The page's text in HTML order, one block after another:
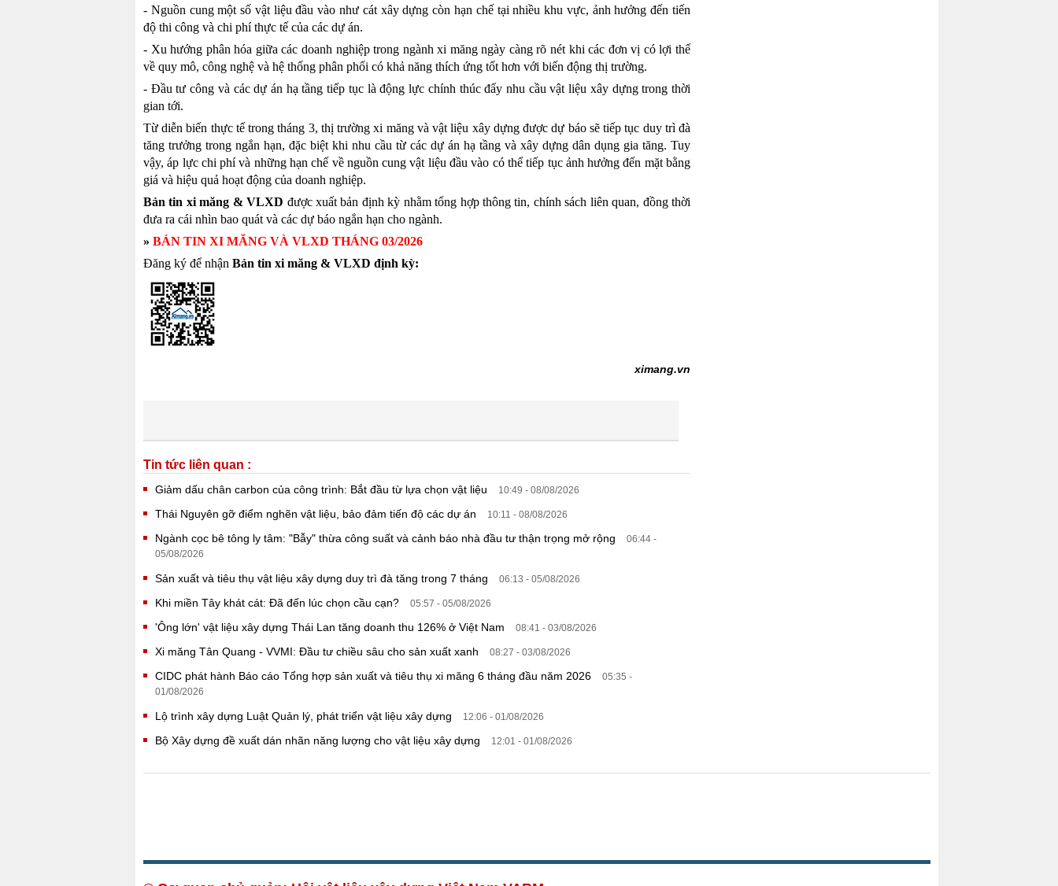
- Nguồn cung một số vật liệu đầu vào như cát xây dựng còn hạn chế tại nhiều khu vực, ảnh hưởng đến tiến
độ thi công và chi phí thực tế của các dự án.
- Xu hướng phân hóa giữa các doanh nghiệp trong ngành xi măng ngày càng rõ nét khi các đơn vị có lợi thế
về quy mô, công nghệ và hệ thống phân phối có khả năng thích ứng tốt hơn với biến động thị trường.
- Đầu tư công và các dự án hạ tầng tiếp tục là động lực chính thúc đẩy nhu cầu vật liệu xây dựng trong thời
gian tới.
Từ diễn biến thực tế trong tháng 3, thị trường xi măng và vật liệu xây dựng được dự báo sẽ tiếp tục duy trì đà
tăng trưởng trong ngắn hạn, đặc biệt khi nhu cầu từ các dự án hạ tầng và xây dựng dân dụng gia tăng. Tuy
vậy, áp lực chi phí và những hạn chế về nguồn cung vật liệu đầu vào có thể tiếp tục ảnh hưởng đến mặt bằng
giá và hiệu quả hoạt động của doanh nghiệp.
Bản tin xi măng & VLXD được xuất bản định kỳ nhằm tổng hợp thông tin, chính sách liên quan, đồng thời
đưa ra cái nhìn bao quát và các dự báo ngắn hạn cho ngành.
» BẢN TIN XI MĂNG VÀ VLXD THÁNG 03/2026
Đăng ký để nhận Bản tin xi măng & VLXD định kỳ:
ximang.vn
Tin tức liên quan :
Giảm dấu chân carbon của công trình: Bắt đầu từ lựa chọn vật liệu 10:49 - 08/08/2026
Thái Nguyên gỡ điểm nghẽn vật liệu, bảo đảm tiến độ các dự án 10:11 - 08/08/2026
Ngành cọc bê tông ly tâm: "Bẫy" thừa công suất và cảnh báo nhà đầu tư thận trọng mở rộng 06:44 -
05/08/2026
Sản xuất và tiêu thụ vật liệu xây dựng duy trì đà tăng trong 7 tháng
06:13 - 05/08/2026
Khi miền Tây khát cát: Đã đến lúc chọn cầu cạn? 05:57 - 05/08/2026
'Ông lớn' vật liệu xây dựng Thái Lan tăng doanh thu 126% ở Việt Nam 08:41 - 03/08/2026
Xi măng Tân Quang - VVMI: Đầu tư chiều sâu cho sản xuất xanh 08:27 - 03/08/2026
CIDC phát hành Báo cáo Tổng hợp sản xuất và tiêu thụ xi măng 6 tháng đầu năm 2026 05:35 -
01/08/2026
Lộ trình xây dựng Luật Quản lý, phát triển vật liệu xây dựng
12:06 - 01/08/2026
Bộ Xây dựng đề xuất dán nhãn năng lượng cho vật liệu xây dựng 12:01 - 01/08/2026